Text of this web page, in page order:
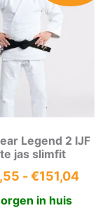
Legend 2 IJF
jas slimfit
-€151,04
in huis